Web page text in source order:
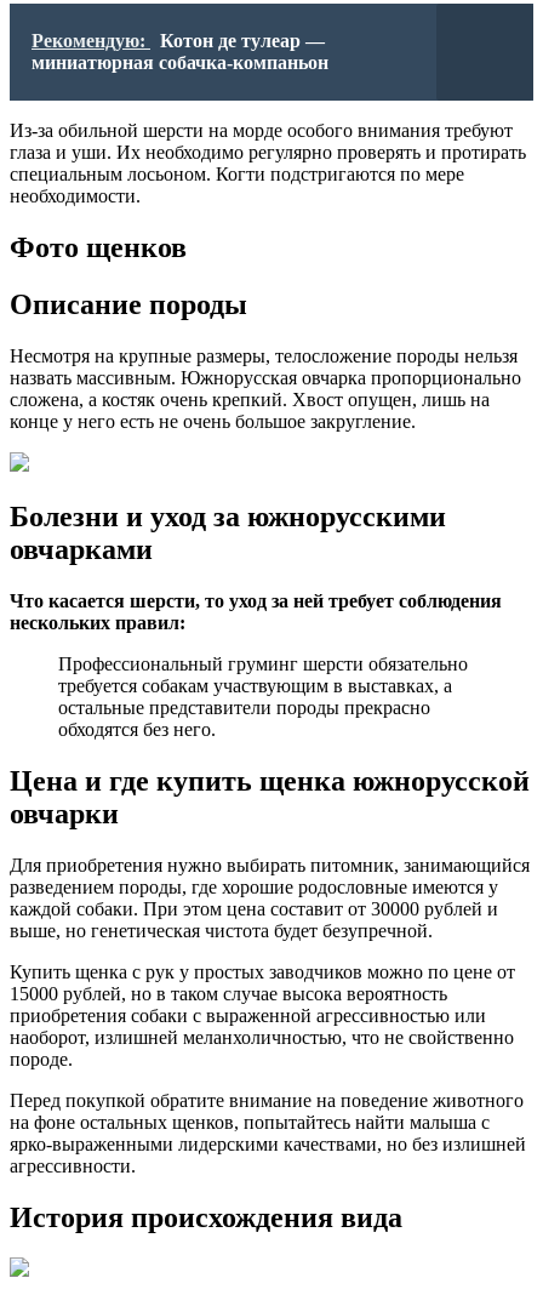
Рекомендую:
Котон де тулеар —
миниатюрная собачка-компаньон
Из-за обильной шерсти на морде особого внимания требуют
глаза и уши. Их необходимо регулярно проверять и протирать
специальным лосьоном. Когти подстригаются по мере
необходимости.
Фото щенков
Описание породы
Несмотря на крупные размеры, телосложение породы нельзя
назвать массивным. Южнорусская овчарка пропорционально
сложена, а костяк очень крепкий. Хвост опущен, лишь на
конце у него есть не очень большое закругление.
Болезни и уход за южнорусскими
овчарками
Что касается шерсти, то уход за ней требует соблюдения
нескольких правил:
Профессиональный груминг шерсти обязательно
требуется собакам участвующим в выставках, а
остальные представители породы прекрасно
обходятся без него.
Цена и где купить щенка южнорусской
овчарки
Для приобретения нужно выбирать питомник, занимающийся
разведением породы, где хорошие родословные имеются у
каждой собаки. При этом цена составит от 30000 рублей и
выше, но генетическая чистота будет безупречной.
Купить щенка с рук у простых заводчиков можно по цене от
15000 рублей, но в таком случае высока вероятность
приобретения собаки с выраженной агрессивностью или
наоборот, излишней меланхоличностью, что не свойственно
породе.
Перед покупкой обратите внимание на поведение животного
на фоне остальных щенков, попытайтесь найти малыша с
ярко-выраженными лидерскими качествами, но без излишней
агрессивности.
История происхождения вида